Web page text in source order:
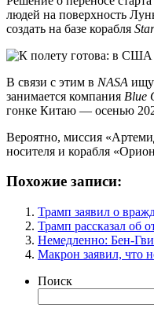
людей на поверхность
создать на базе корабля
В связи с этим в NASA
занимается компания Blue
гонке Китаю — осенью
Вероятно, миссия
носителя и корабля
Похожие записи:
Трамп заявил о
Трамп рассказал об
Немедленно: Бен-
Макрон заявил, что
Поиск